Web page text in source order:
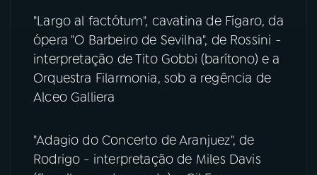
Instagram X
"Largo al factótum", cavatina de Fígaro, da
ópera "O Barbeiro de Sevilha", de Rossini -
interpretação de Tito Gobbi (barítono) e a
Orquestra Filarmonia, sob a regência de
Alceo Galliera
"Adagio do Concerto de Aranjuez", de
Rodrigo - interpretação de Miles Davis